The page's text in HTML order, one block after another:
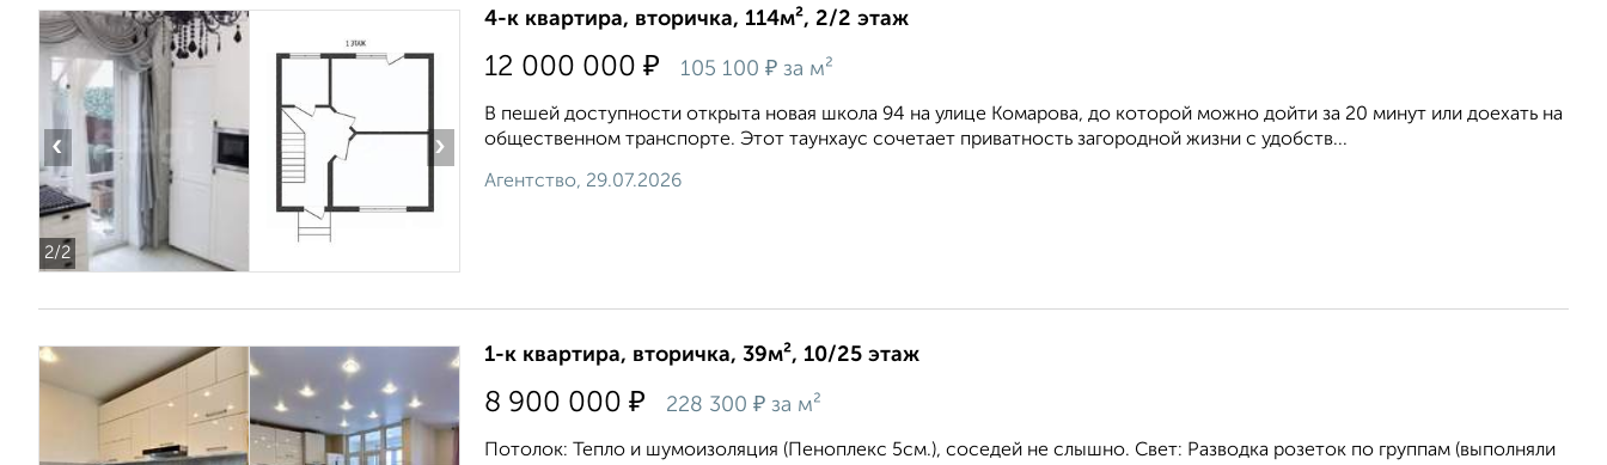
2/2
‹ ›
4-к квартира, вторичка, 114м², 2/2 этаж
12 000 000 ₽ 105 100 ₽ за м²
В пешей доступности открыта новая школа 94 на улице Комарова, до которой можно дойти за 20 минут или доехать на
общественном транспорте. Этот таунхаус сочетает приватность загородной жизни с удобств...
Агентство, 29.07.2026
1-к квартира, вторичка, 39м², 10/25 этаж
8 900 000 ₽ 228 300 ₽ за м²
Потолок: Тепло и шумоизоляция (Пеноплекс 5см.), соседей не слышно. Свет: Разводка розеток по группам (выполняли